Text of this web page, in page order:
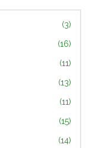
(3)
(16)
(11)
(13)
(11)
(15)
(14)